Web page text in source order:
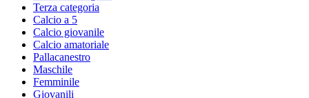
Terza categoria
Calcio a 5
Calcio giovanile
Calcio amatoriale
Pallacanestro
Maschile
Femminile
Giovanili